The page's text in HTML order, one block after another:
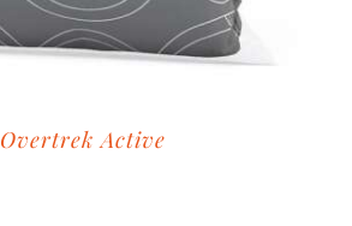
Overtrek Active